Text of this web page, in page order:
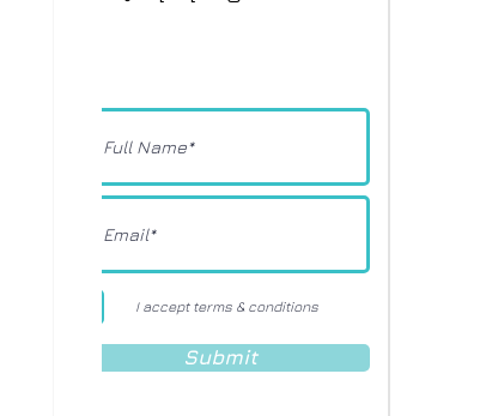
I accept terms & conditions
Submit